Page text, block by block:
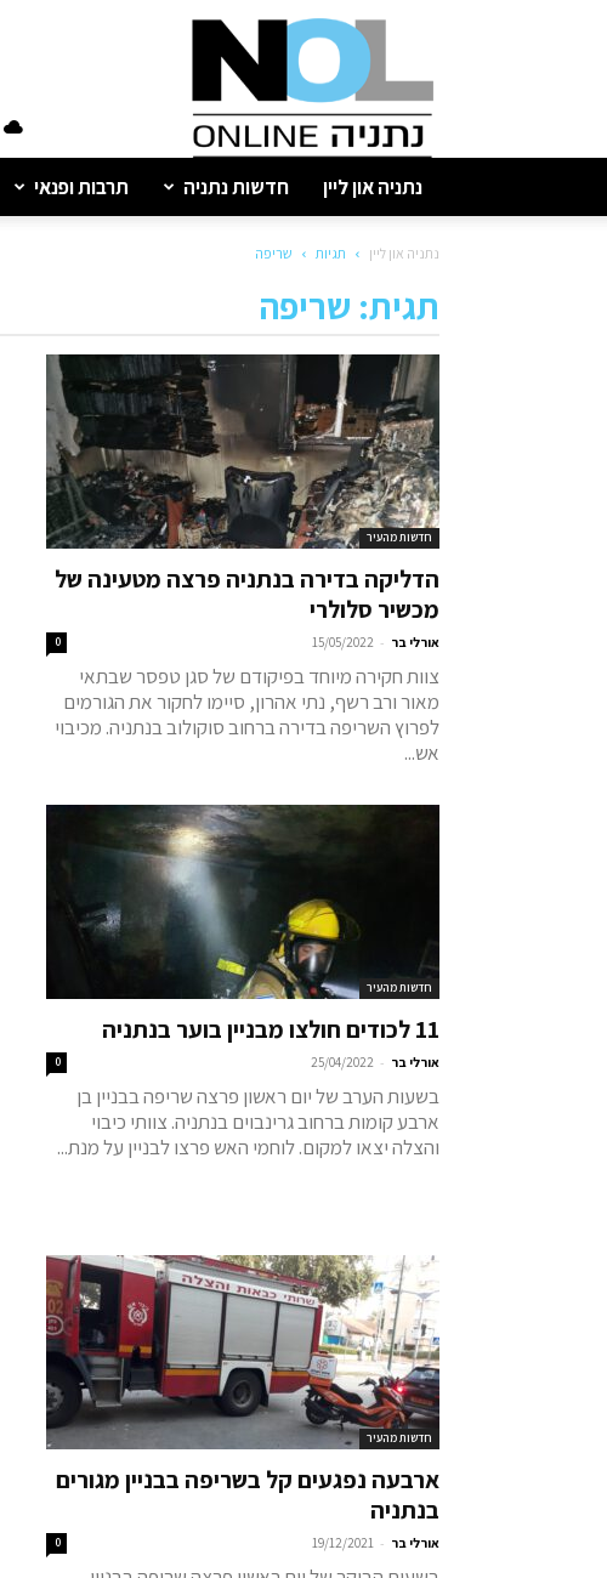
נתניה
נתניה און ליין חדשות נתניה תרבות ופנאי
נתניה און ליין תגיות שריפה
תגית: שריפה
חדשות מהעיר
הדליקה בדירה בנתניה פרצה מטעינה של
מכשיר סלולרי
אורלי בר -
15/05/2022
0
צוות חקירה מיוחד בפיקודם של סגן טפסר שבתאי
מאור ורב רשף, נתי אהרון, סיימו לחקור את הגורמים
לפרוץ השריפה בדירה ברחוב סוקולוב בנתניה. מכיבוי
אש...
חדשות מהעיר
11 לכודים חולצו מבניין בוער בנתניה
אורלי בר -
25/04/2022
0
בשעות הערב של יום ראשון פרצה שריפה בבניין בן
ארבע קומות ברחוב גרינבוים בנתניה. צוותי כיבוי
והצלה יצאו למקום. לוחמי האש פרצו לבניין על מנת...
חדשות מהעיר
ארבעה נפגעים קל בשריפה בבניין מגורים
בנתניה
אורלי בר -
19/12/2021
0